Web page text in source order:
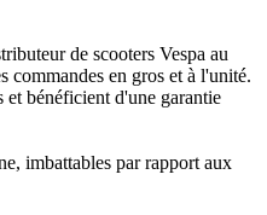
de scooters Vespa au
commandes en gros et à l'unité.
et bénéficient d'une garantie
imbattables par rapport aux